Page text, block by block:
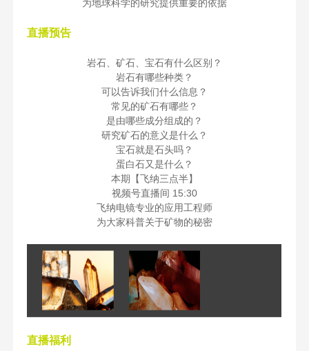
为地球科学的研究提供重要的依据
直播预告
岩石、矿石、宝石有什么区别？
岩石有哪些种类？
可以告诉我们什么信息？
常见的矿石有哪些？
是由哪些成分组成的？
研究矿石的意义是什么？
宝石就是石头吗？
蛋白石又是什么？
本期【飞纳三点半】
视频号直播间 15:30
飞纳电镜专业的应用工程师
为大家科普关于矿物的秘密
直播福利